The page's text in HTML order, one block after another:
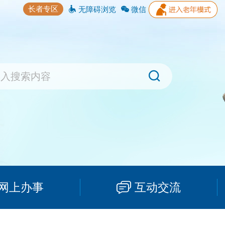
长者专区 无障碍浏览 微信
上办事 互动交流